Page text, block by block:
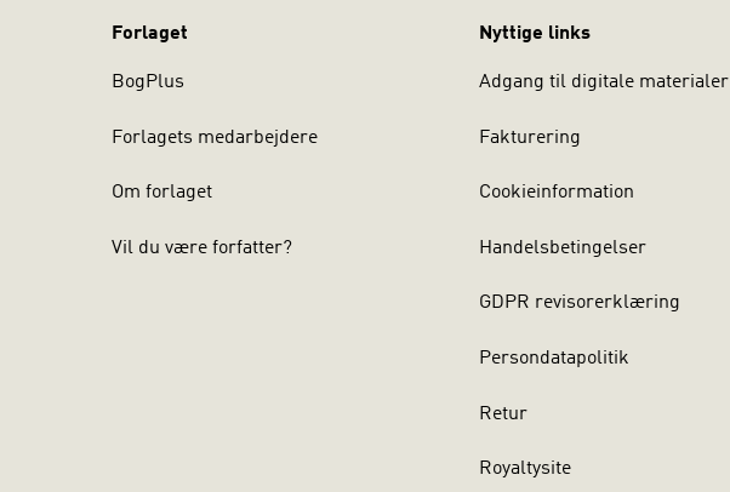
Forlaget
BogPlus
Forlagets medarbejdere
Om forlaget
Vil du være forfatter?
Nyttige links
Adgang til digitale materialer
Fakturering
Cookieinformation
Handelsbetingelser
GDPR revisorerklæring
Persondatapolitik
Retur
Royaltysite